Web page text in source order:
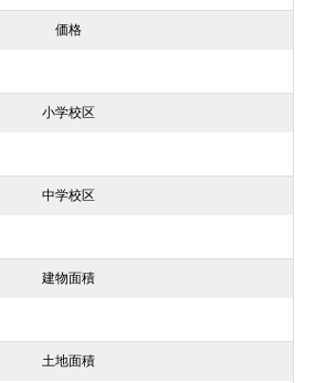
価格
小学校区
中学校区
建物面積
土地面積